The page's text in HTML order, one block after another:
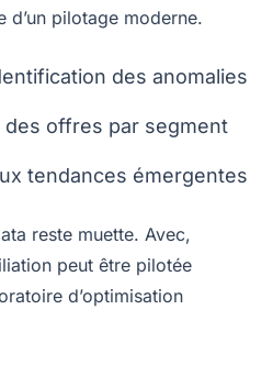
d’un pilotage moderne.
des anomalies
des offres par segment
tendances émergentes
reste muette. Avec,
peut être pilotée
d’optimisation